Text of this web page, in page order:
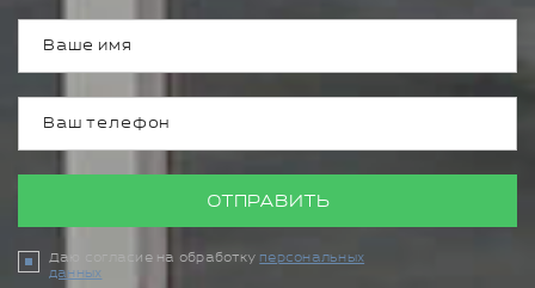
ОТПРАВИТЬ
Даю согласие на обработку персональных
данных